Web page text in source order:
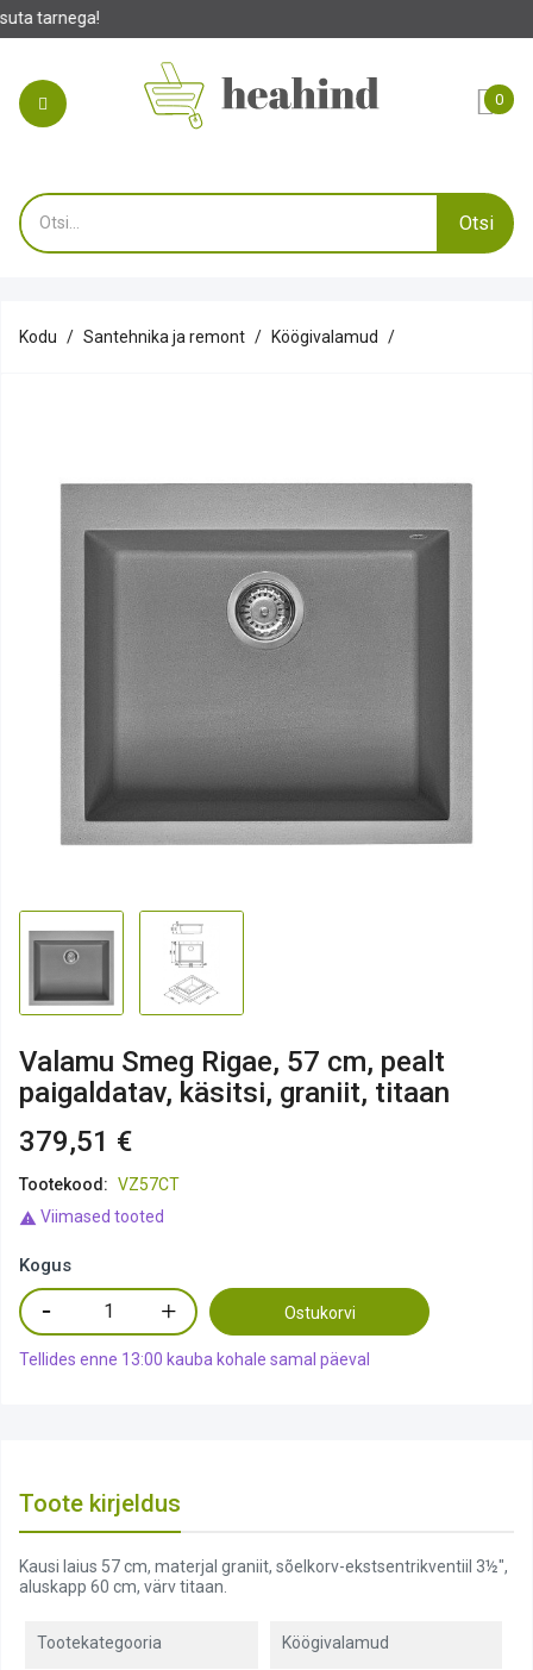
0
Otsi
Kodu Santehnika ja remont Köögivalamud
Valamu Smeg Rigae, 57 cm, pealt
paigaldatav, käsitsi, graniit, titaan
379,51 €
Tootekood: VZ57CT
 Viimased tooted
Kogus
Ostukorvi
Tellides enne 13:00 kauba kohale samal päeval
Toote kirjeldus
Kausi laius 57 cm, materjal graniit, sõelkorv-ekstsentrikventiil 3½",
aluskapp 60 cm, värv titaan.
Tootekategooria Köögivalamud